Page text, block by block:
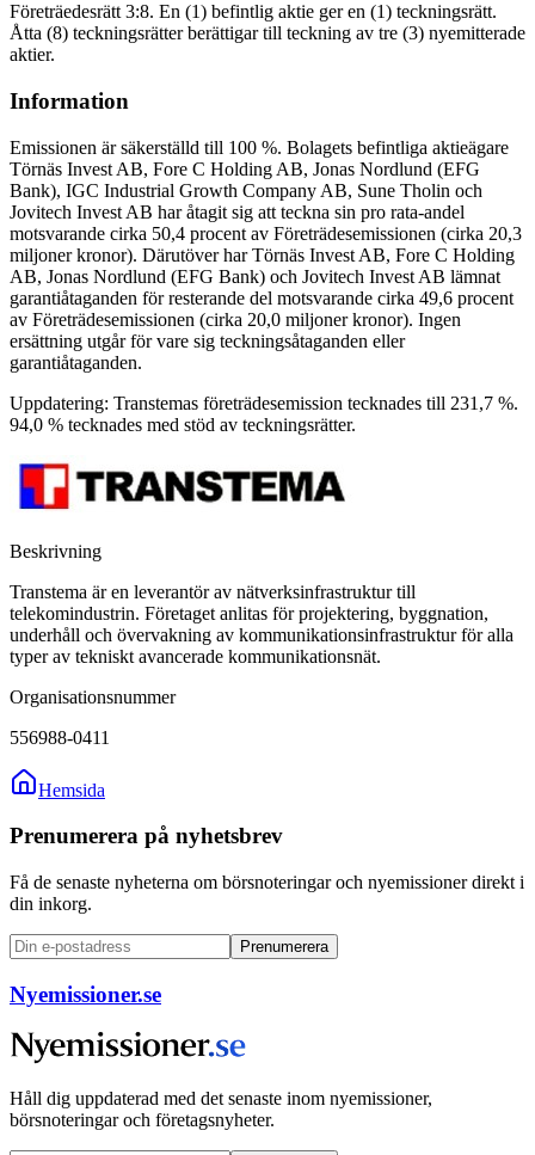
Företräedesrätt 3:8. En (1) befintlig aktie ger en (1) teckningsrätt.
Åtta (8) teckningsrätter berättigar till teckning av tre (3) nyemitterade
aktier.
Information
Emissionen är säkerställd till 100 %. Bolagets befintliga aktieägare
Törnäs Invest AB, Fore C Holding AB, Jonas Nordlund (EFG
Bank), IGC Industrial Growth Company AB, Sune Tholin och
Jovitech Invest AB har åtagit sig att teckna sin pro rata-andel
motsvarande cirka 50,4 procent av Företrädesemissionen (cirka 20,3
miljoner kronor). Därutöver har Törnäs Invest AB, Fore C Holding
AB, Jonas Nordlund (EFG Bank) och Jovitech Invest AB lämnat
garantiåtaganden för resterande del motsvarande cirka 49,6 procent
av Företrädesemissionen (cirka 20,0 miljoner kronor). Ingen
ersättning utgår för vare sig teckningsåtaganden eller
garantiåtaganden.
Uppdatering: Transtemas företrädesemission tecknades till 231,7 %.
94,0 % tecknades med stöd av teckningsrätter.
Beskrivning
Transtema är en leverantör av nätverksinfrastruktur till
telekomindustrin. Företaget anlitas för projektering, byggnation,
underhåll och övervakning av kommunikationsinfrastruktur för alla
typer av tekniskt avancerade kommunikationsnät.
Organisationsnummer
556988-0411
Hemsida
Prenumerera på nyhetsbrev
Få de senaste nyheterna om börsnoteringar och nyemissioner direkt i
din inkorg.
Prenumerera
Nyemissioner.se
Håll dig uppdaterad med det senaste inom nyemissioner,
börsnoteringar och företagsnyheter.